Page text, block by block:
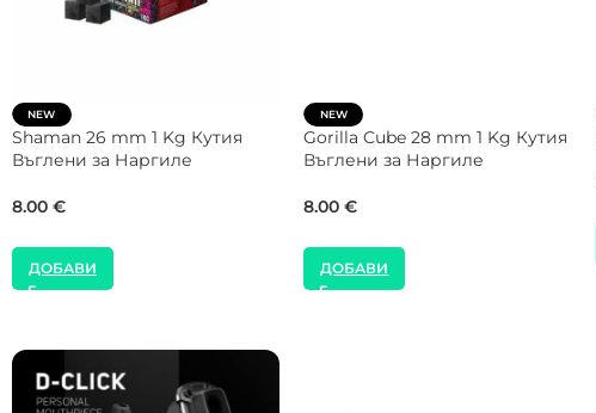
NEW
COCOLOCO 26 mm 1 Kg Кутия
Въглени за Наргиле
9.00 €
ДОБАВИ
NEW
FUMELO 26 mm 1 Kg Кутия
Въглени за Наргиле
8.00€
ДОБАВИ